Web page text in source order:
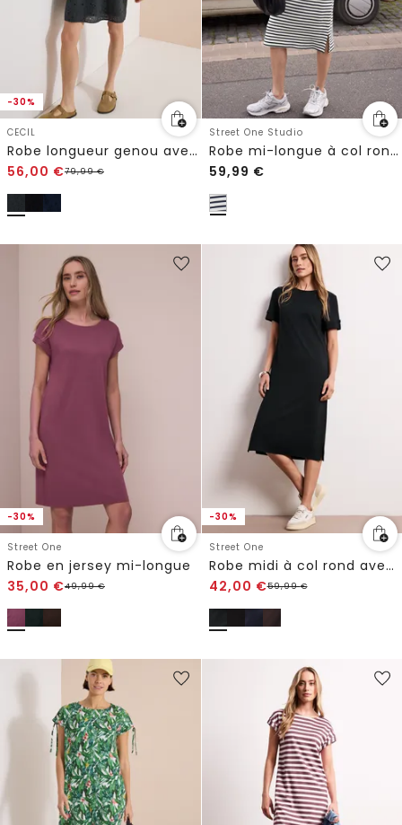
-30%
CECIL
Robe longueur genou avec manches 3/4 et broderie
56,00 €79,99€
Street One Studio
Robe mi-longue à col rond et rayures
59,99 €
-30%
Street One
Robe en jersey mi-longue
35,00 €49,99€
-30%
Street One
Robe midi à col rond avec boutons aux manches
42,00 €59,99€